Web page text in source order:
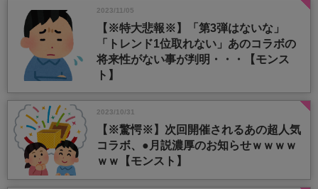
2023/11/05
【※特大悲報※】「第3弾はないな」
「トレンド1位取れない」あのコラボの
将来性がない事が判明・・・【モンス
ト】
2023/10/31
【※驚愕※】次回開催されるあの超人気
コラボ、●月説濃厚のお知らせｗｗｗｗ
ｗｗ【モンスト】